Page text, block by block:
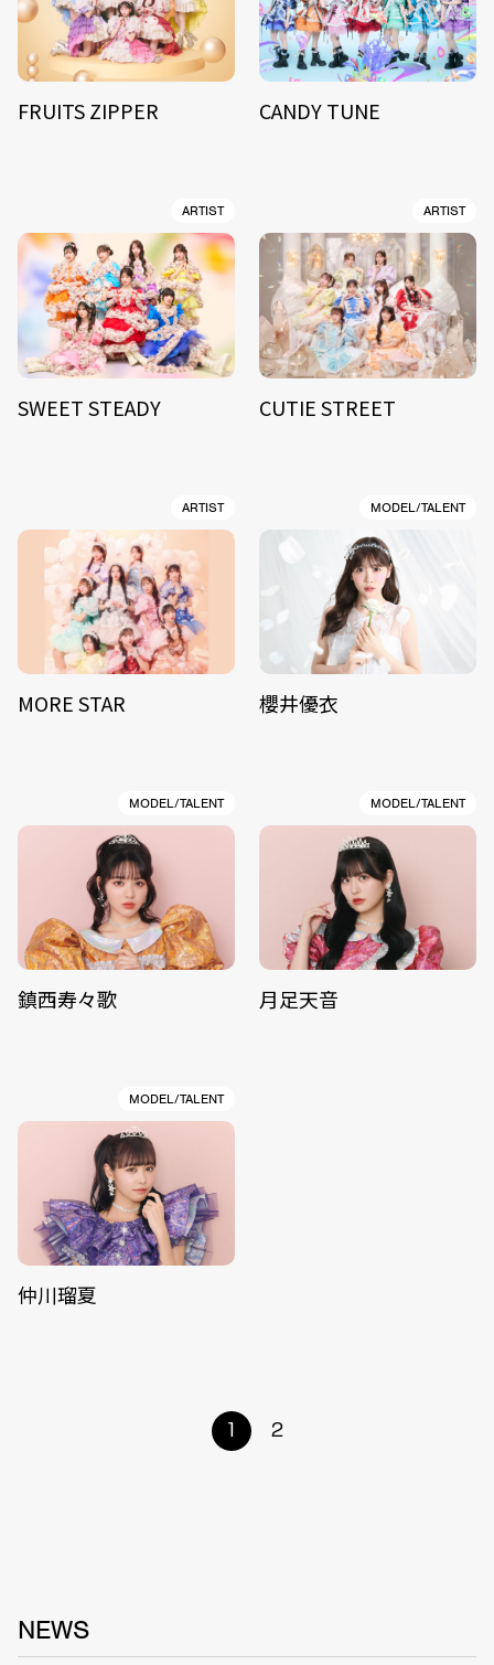
FRUITS ZIPPER CANDY TUNE
ARTIST
SWEET STEADY
ARTIST
CUTIE STREET
ARTIST
MORE STAR
MODEL/TALENT
櫻井優衣
MODEL/TALENT
鎮西寿々歌
MODEL/TALENT
月足天音
MODEL/TALENT
仲川瑠夏
1 2
NEWS